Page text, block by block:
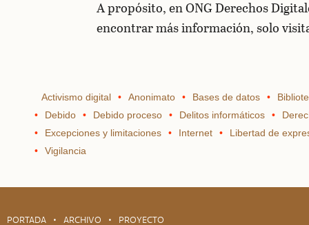
A propósito, en ONG Derechos
encontrar más información, solo
Activismo digital Anonimato Bases de datos
Debido
Debido proceso Delitos informáticos
Excepciones y limitaciones
Internet
Libertad de
Vigilancia
PORTADA ARCHIVO PROYECTO